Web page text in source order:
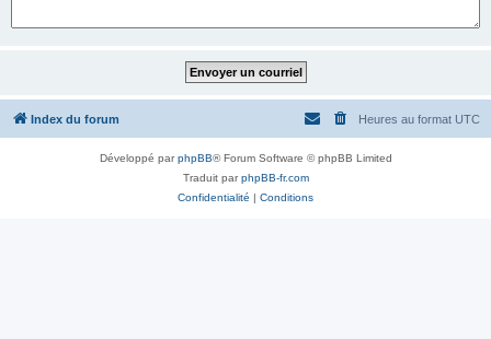
Index du forum Heures au format UTC
Développé parphpBB® Forum Software © phpBB Limited
Traduit parphpBB-fr.com
Confidentialité | Conditions